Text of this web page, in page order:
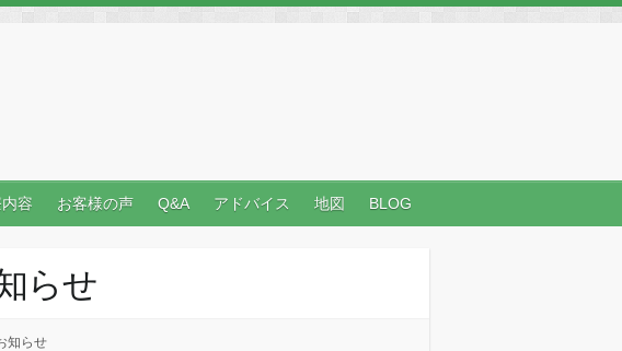
容 お客様の声 Q&A アドバイス 地図 BLOG
らせ
知らせ